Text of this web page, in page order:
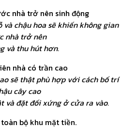
và chậu hoa sẽ khiến không gian
nhà trở nên
và thu hút hơn.
sẽ thật phù hợp với cách bố trí
cây cao
và đặt đối xứng ở cửa ra vào.